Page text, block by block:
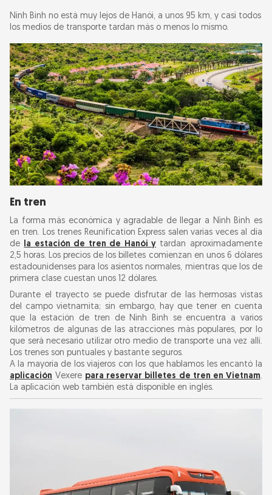
Ninh Binh no está muy lejos de Hanói, a unos 95 km, y casi todos
los medios de transporte tardan más o menos lo mismo.
En tren
La forma más económica y agradable de llegar a Ninh Binh es
en tren. Los trenes Reunification Express salen varias veces al día
de la estación de tren de Hanói y tardan aproximadamente
2,5 horas. Los precios de los billetes comienzan en unos 6 dólares
estadounidenses para los asientos normales, mientras que los de
primera clase cuestan unos 12 dólares.
Durante el trayecto se puede disfrutar de las hermosas vistas
del campo vietnamita; sin embargo, hay que tener en cuenta
que la estación de tren de Ninh Binh se encuentra a varios
kilómetros de algunas de las atracciones más populares, por lo
que será necesario utilizar otro medio de transporte una vez allí.
Los trenes son puntuales y bastante seguros.
A la mayoría de los viajeros con los que hablamos les encantó la
aplicación Vexere para reservar billetes de tren en Vietnam.
La aplicación web también está disponible en inglés.